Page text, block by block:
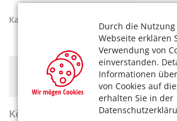
Durch die
Webseite erklären
Verwendung von
einverstanden.
Informationen
von Cookies auf
erhalten Sie in der
Kategorien:
Hier könnte Werbung stehen, mit der
finanzieren. Bitte akzeptieren Sie die
KölnerLeben Sommer 2026